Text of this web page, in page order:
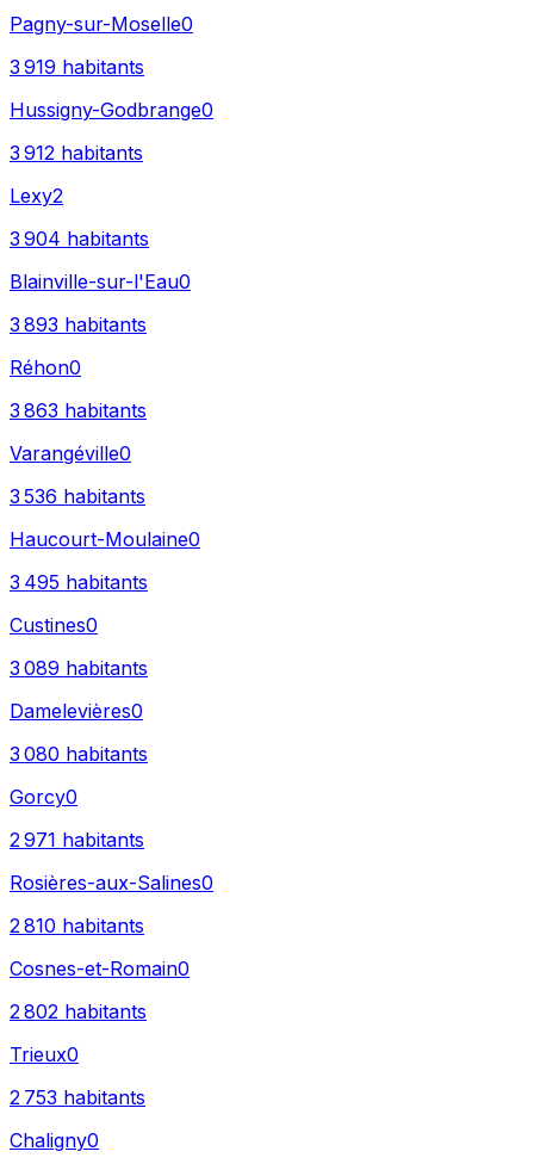
Pagny-sur-Moselle0
3 919 habitants
Hussigny-Godbrange0
3 912 habitants
Lexy2
3 904 habitants
Blainville-sur-l'Eau0
3 893 habitants
Réhon0
3 863 habitants
Varangéville0
3 536 habitants
Haucourt-Moulaine0
3 495 habitants
Custines0
3 089 habitants
Damelevières0
3 080 habitants
Gorcy0
2 971 habitants
Rosières-aux-Salines0
2 810 habitants
Cosnes-et-Romain0
2 802 habitants
Trieux0
2 753 habitants
Chaligny0